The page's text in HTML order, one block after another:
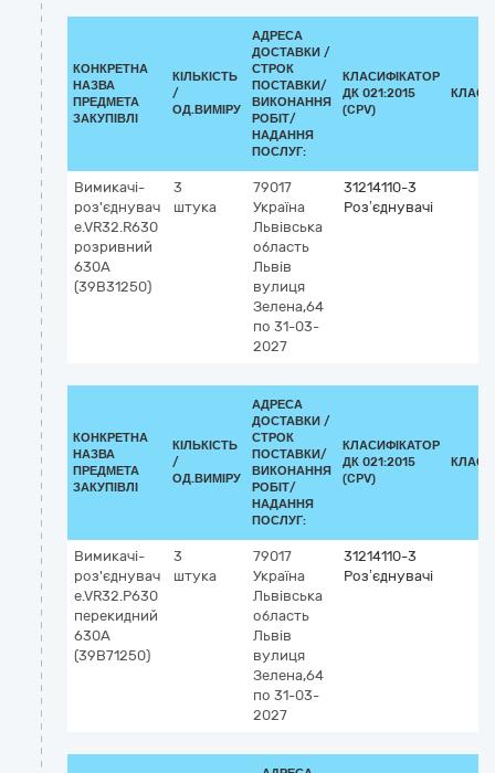
КОНКРЕТНА
НАЗВА
ПРЕДМЕТА
ЗАКУПІВЛІ
КІЛЬКІСТЬ
/
ОД.ВИМІРУ
АДРЕСА
ДОСТАВКИ /
СТРОК
ПОСТАВКИ/
ВИКОНАННЯ
РОБІТ/
НАДАННЯ
ПОСЛУГ:
КЛАСИФІКАТОР
ДК 021:2015
(CPV)
Вимикачі-
роз'єднувач
e.VR32.R630
розривний
630А
(39В31250)
3
штука
79017
Україна
Львівська
область
Львів
вулиця
Зелена,64
по 31-03-
2027
31214110-3
Роз’єднувачі
КОНКРЕТНА
НАЗВА
ПРЕДМЕТА
ЗАКУПІВЛІ
КІЛЬКІСТЬ
/
ОД.ВИМІРУ
АДРЕСА
ДОСТАВКИ /
СТРОК
ПОСТАВКИ/
ВИКОНАННЯ
РОБІТ/
НАДАННЯ
ПОСЛУГ:
КЛАСИФІКАТОР
ДК 021:2015
(CPV)
Вимикачі-
роз'єднувач
e.VR32.P630
перекидний
630А
(39В71250)
3
штука
79017
Україна
Львівська
область
Львів
вулиця
Зелена,64
по 31-03-
2027
31214110-3
Роз’єднувачі